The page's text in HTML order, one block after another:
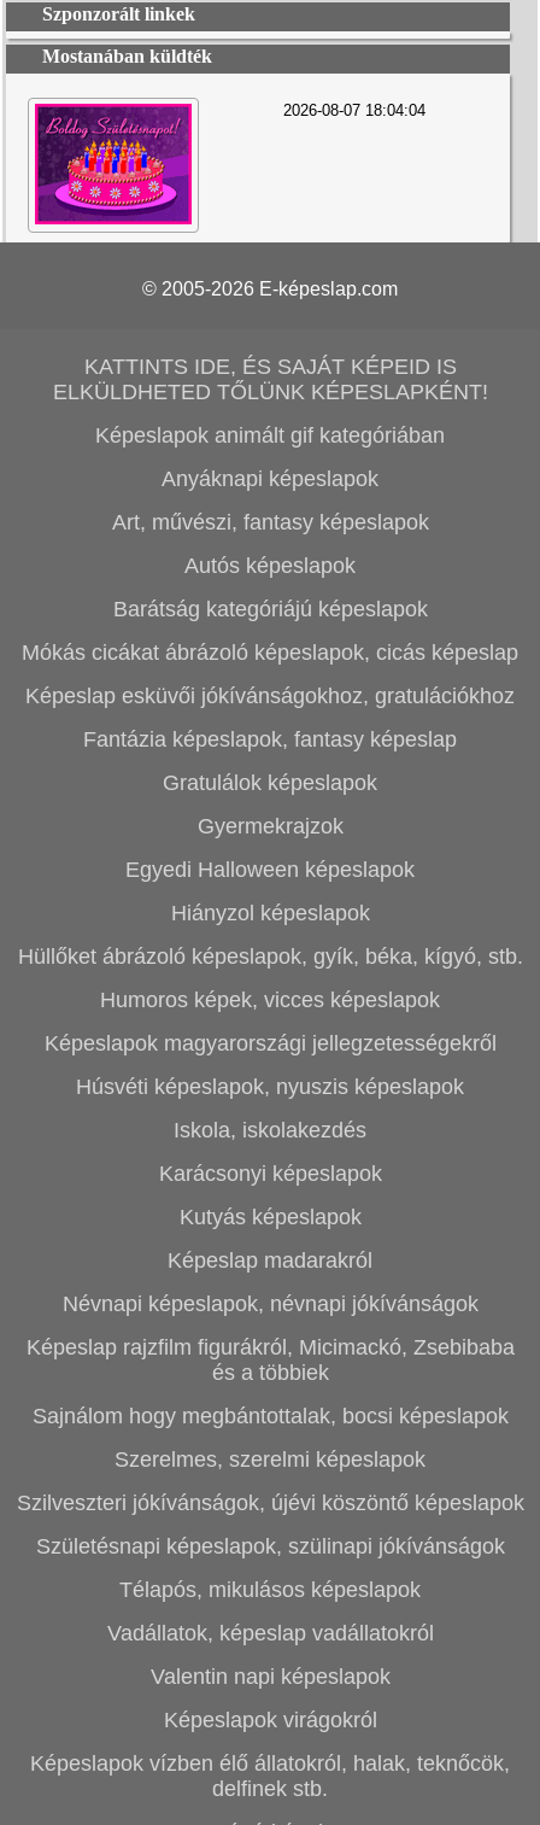
Szponzorált linkek
Mostanában küldték
2026-08-07 18:04:04
© 2005-2026 E-képeslap.com
KATTINTS IDE, ÉS SAJÁT KÉPEID IS
ELKÜLDHETED TŐLÜNK KÉPESLAPKÉNT!
Képeslapok animált gif kategóriában
Anyáknapi képeslapok
Art, művészi, fantasy képeslapok
Autós képeslapok
Barátság kategóriájú képeslapok
Mókás cicákat ábrázoló képeslapok, cicás képeslap
Képeslap esküvői jókívánságokhoz, gratulációkhoz
Fantázia képeslapok, fantasy képeslap
Gratulálok képeslapok
Gyermekrajzok
Egyedi Halloween képeslapok
Hiányzol képeslapok
Hüllőket ábrázoló képeslapok, gyík, béka, kígyó, stb.
Humoros képek, vicces képeslapok
Képeslapok magyarországi jellegzetességekről
Húsvéti képeslapok, nyuszis képeslapok
Iskola, iskolakezdés
Karácsonyi képeslapok
Kutyás képeslapok
Képeslap madarakról
Névnapi képeslapok, névnapi jókívánságok
Képeslap rajzfilm figurákról, Micimackó, Zsebibaba
és a többiek
Sajnálom hogy megbántottalak, bocsi képeslapok
Szerelmes, szerelmi képeslapok
Szilveszteri jókívánságok, újévi köszöntő képeslapok
Születésnapi képeslapok, szülinapi jókívánságok
Télapós, mikulásos képeslapok
Vadállatok, képeslap vadállatokról
Valentin napi képeslapok
Képeslapok virágokról
Képeslapok vízben élő állatokról, halak, teknőcök,
delfinek stb.